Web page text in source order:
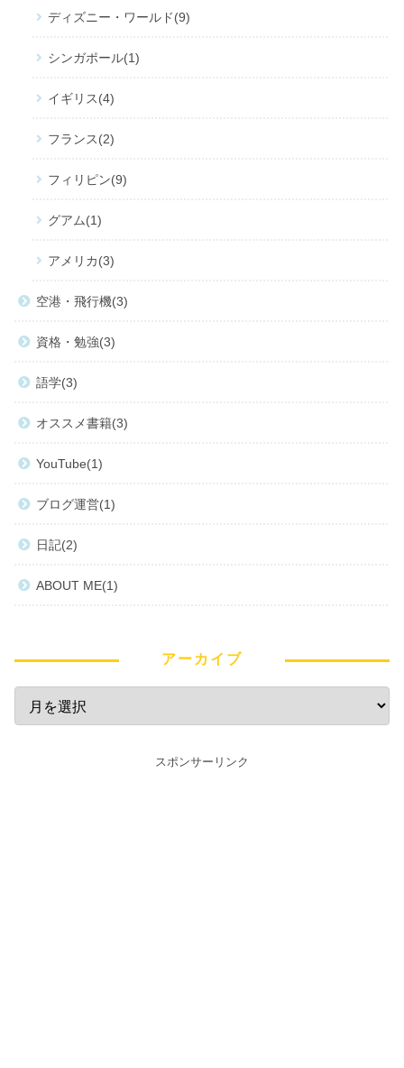
ディズニー・ワールド 9
シンガポール 1
イギリス 4
フランス 2
フィリピン 9
グアム 1
アメリカ 3
空港・飛行機 3
資格・勉強 3
語学 3
オススメ書籍 3
YouTube 1
ブログ運営 1
日記 2
ABOUT ME 1
アーカイブ
スポンサーリンク